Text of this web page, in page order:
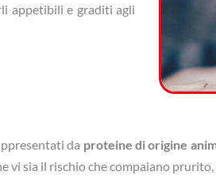
appetibili e graditi agli
da proteine di origine
vi sia il rischio che compaiano